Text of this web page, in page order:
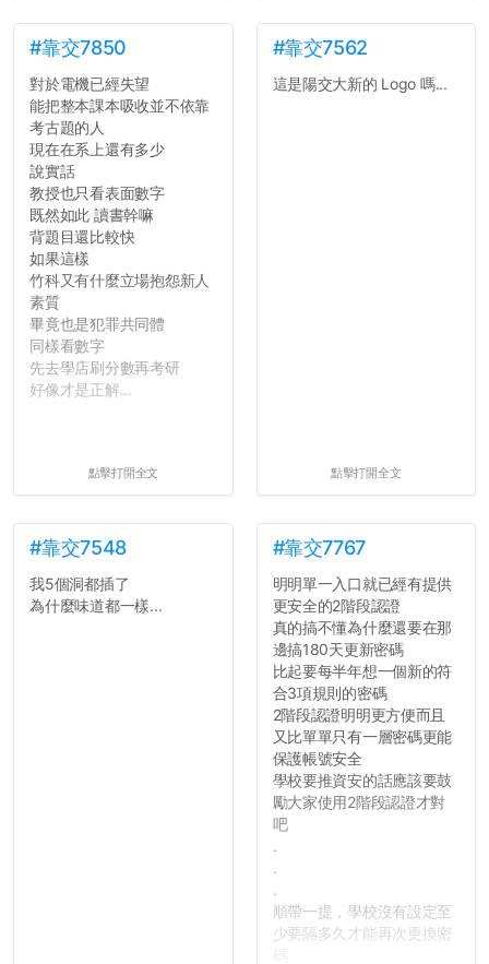
#靠交7850
對於電機已經失望
能把整本課本吸收並不依靠
考古題的人
現在在系上還有多少
說實話
教授也只看表面數字
既然如此 讀書幹嘛
背題目還比較快
如果這樣
竹科又有什麼立場抱怨新人
素質
畢竟也是犯罪共同體
同樣看數字
先去學店刷分數再考研
好像才是正解...
點擊打開全文
#靠交7562
這是陽交大新的 Logo 嗎...
點擊打開全文
#靠交7548
我5個洞都插了
為什麼味道都一樣...
#靠交7767
明明單一入口就已經有提供
更安全的2階段認證
真的搞不懂為什麼還要在那
邊搞180天更新密碼
比起要每半年想一個新的符
合3項規則的密碼
2階段認證明明更方便而且
又比單單只有一層密碼更能
保護帳號安全
學校要推資安的話應該要鼓
勵大家使用2階段認證才對
吧
.
.
.
順帶一提，學校沒有設定至
少要隔多久才能再次更換密